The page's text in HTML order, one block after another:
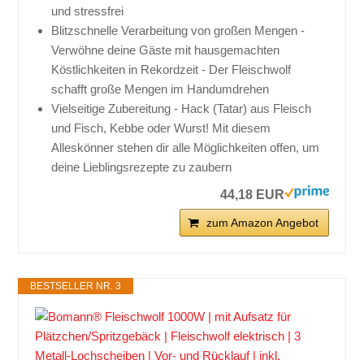
und stressfrei
Blitzschnelle Verarbeitung von großen Mengen -
Verwöhne deine Gäste mit hausgemachten
Köstlichkeiten in Rekordzeit - Der Fleischwolf
schafft große Mengen im Handumdrehen
Vielseitige Zubereitung - Hack (Tatar) aus Fleisch
und Fisch, Kebbe oder Wurst! Mit diesem
Alleskönner stehen dir alle Möglichkeiten offen, um
deine Lieblingsrezepte zu zaubern
44,18 EUR
zum Amazon Angebot
BESTSELLER NR. 3